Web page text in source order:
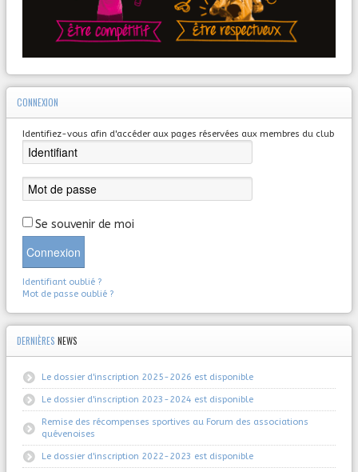
CONNEXION
Identifiez-vous afin d'accéder aux pages réservées aux membres du club
Se souvenir de moi
Connexion
Identifiant oublié ?
Mot de passe oublié ?
DERNIÈRES NEWS
Le dossier d'inscription 2025-2026 est disponible
Le dossier d'inscription 2023-2024 est disponible
Remise des récompenses sportives au Forum des associations
quévenoises
Le dossier d'inscription 2022-2023 est disponible